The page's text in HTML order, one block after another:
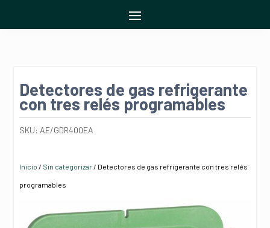
Detectores de gas refrigerante
con tres relés programables
SKU: AE/GDR400EA
Inicio / Sin categorizar/ Detectores de gas refrigerante con tres relés
programables